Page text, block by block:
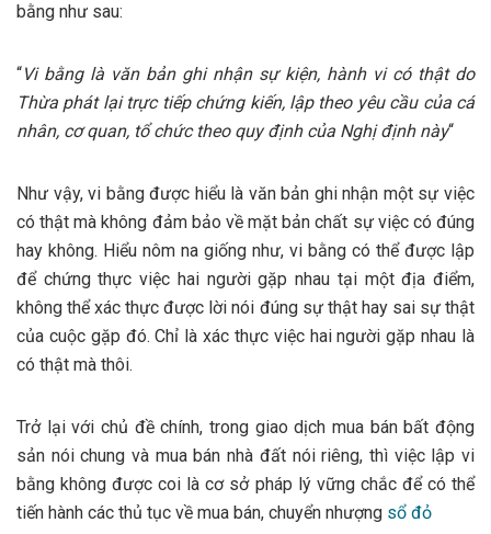
bằng như sau:
“Vi bằng là văn bản ghi nhận sự kiện, hành vi có thật do
Thừa phát lại trực tiếp chứng kiến, lập theo yêu cầu của cá
nhân, cơ quan, tổ chức theo quy định của Nghị định này“
Như vậy, vi bằng được hiểu là văn bản ghi nhận một sự việc
có thật mà không đảm bảo về mặt bản chất sự việc có đúng
hay không. Hiểu nôm na giống như, vi bằng có thể được lập
để chứng thực việc hai người gặp nhau tại một địa điểm,
không thể xác thực được lời nói đúng sự thật hay sai sự thật
của cuộc gặp đó. Chỉ là xác thực việc hai người gặp nhau là
có thật mà thôi.
Trở lại với chủ đề chính, trong giao dịch mua bán bất động
sản nói chung và mua bán nhà đất nói riêng, thì việc lập vi
bằng không được coi là cơ sở pháp lý vững chắc để có thể
tiến hành các thủ tục về mua bán, chuyển nhượng sổ đỏ